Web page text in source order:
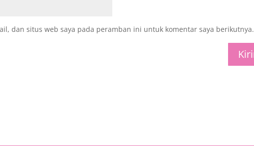
dan situs web saya pada peramban ini untuk komentar saya berikutnya.